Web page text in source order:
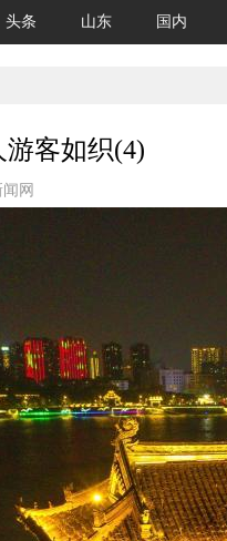
头条 山东 国内
客如织(4)
网